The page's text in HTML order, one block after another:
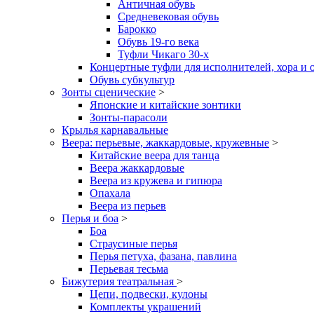
Античная обувь
Средневековая обувь
Барокко
Обувь 19-го века
Туфли Чикаго 30-х
Концертные туфли для исполнителей, хора и
Обувь субкультур
Зонты сценические >
Японские и китайские зонтики
Зонты-парасоли
Крылья карнавальные
Веера: перьевые, жаккардовые, кружевные >
Китайские веера для танца
Веера жаккардовые
Веера из кружева и гипюра
Опахала
Веера из перьев
Перья и боа >
Боа
Страусиные перья
Перья петуха, фазана, павлина
Перьевая тесьма
Бижутерия театральная >
Цепи, подвески, кулоны
Комплекты украшений